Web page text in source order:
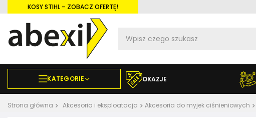
KOSY STIHL – ZOBACZ OFERTĘ!
KATEGORIE OKAZJE
Strona główna Akcesoria i eksploatacja Akcesoria do myjek ciśnieniowych